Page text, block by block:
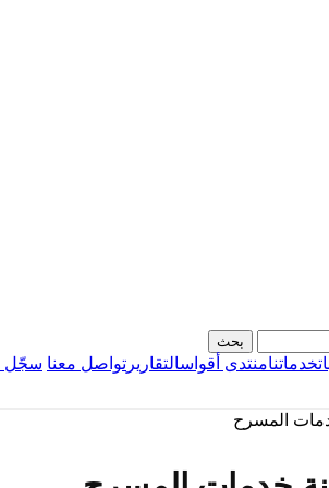
بحث
خدماتنامنتدى أقواسالتقارير تواصل معنا سجّل